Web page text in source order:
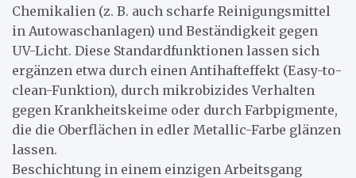
Chemikalien (z. B. auch scharfe Reinigungsmittel
in Autowaschanlagen) und Beständigkeit gegen
UV-Licht. Diese Standardfunktionen lassen sich
ergänzen etwa durch einen Antihafteffekt (Easy-to-
clean-Funktion), durch mikrobizides Verhalten
gegen Krankheitskeime oder durch Farbpigmente,
die die Oberflächen in edler Metallic-Farbe glänzen
lassen.
Beschichtung in einem einzigen Arbeitsgang